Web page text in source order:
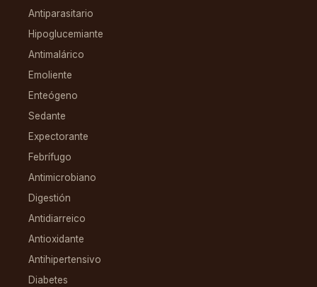
Antiparasitario
Hipoglucemiante
Antimalárico
Emoliente
Enteógeno
Sedante
Expectorante
Febrífugo
Antimicrobiano
Digestión
Antidiarreico
Antioxidante
Antihipertensivo
Diabetes